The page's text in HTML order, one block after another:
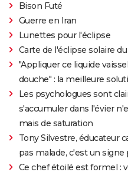
Bison Futé
Guerre en Iran
Lunettes pour l'éclipse
Carte de l'éclipse solaire du
"Appliquer ce liquide
douche" : la meilleure
Les psychologues sont
s'accumuler dans l'évier
mais de saturation
Tony Silvestre, éducateur
pas malade, c'est un
Ce chef étoilé est formel :